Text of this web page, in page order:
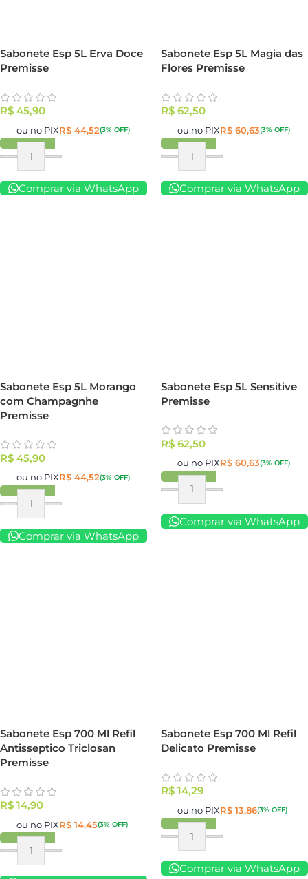
Sabonete Esp 5L Erva Doce
Premisse
R$ 45,90
ou no PIXR$ 44,52(3% OFF)
Comprar via WhatsApp
Sabonete Esp 5L Magia das
Flores Premisse
R$ 62,50
ou no PIXR$ 60,63(3% OFF)
Comprar via WhatsApp
Sabonete Esp 5L Morango
com Champagnhe
Premisse
R$ 45,90
ou no PIXR$ 44,52(3% OFF)
Comprar via WhatsApp
Sabonete Esp 5L Sensitive
Premisse
R$ 62,50
ou no PIXR$ 60,63(3% OFF)
Comprar via WhatsApp
Sabonete Esp 700 Ml Refil
Antisseptico Triclosan
Premisse
R$ 14,90
ou no PIXR$ 14,45(3% OFF)
Sabonete Esp 700 Ml Refil
Delicato Premisse
R$ 14,29
ou no PIXR$ 13,86(3% OFF)
Comprar via WhatsApp